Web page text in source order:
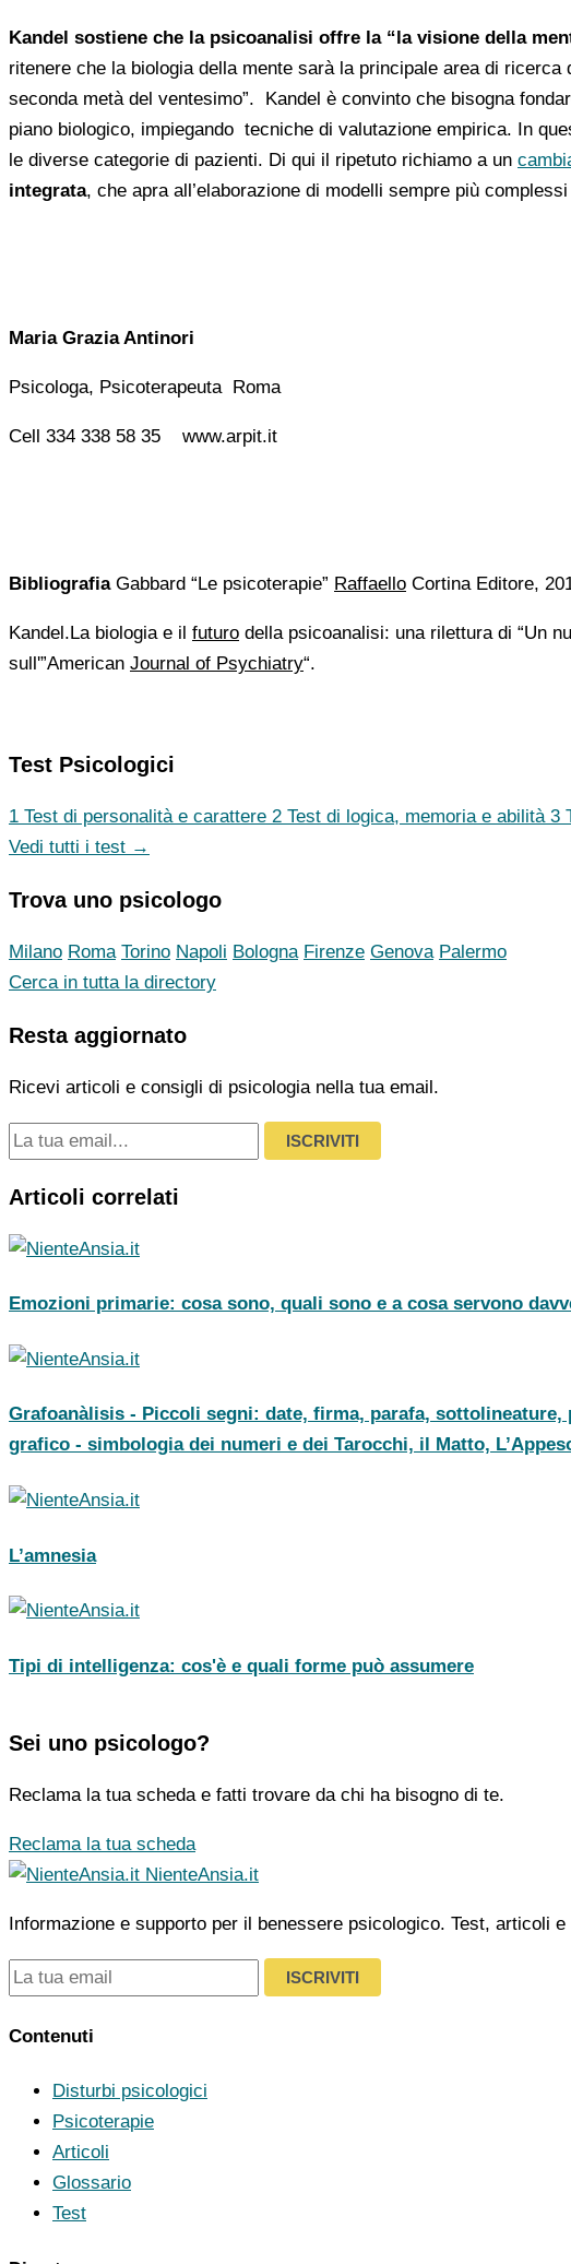
Kandel sostiene che la psicoanalisi offre la “la visione della
ritenere che la biologia della mente sarà la principale area di
seconda metà del ventesimo”. Kandel è convinto che bisogna
piano biologico, impiegando tecniche di valutazione empirica. In
le diverse categorie di pazienti. Di qui il ripetuto richiamo a un
integrata, che apra all’elaborazione di modelli sempre più
Maria Grazia Antinori
Psicologa, Psicoterapeuta Roma
Cell 334 338 58 35 www.arpit.it
Bibliografia Gabbard “Le psicoterapie” Raffaello Cortina Editore,
Kandel.La biologia e il futuro della psicoanalisi: una rilettura di “Un
sull'”American Journal of Psychiatry“.
Test Psicologici
1 Test di personalità e carattere 2 Test di logica, memoria e abilità 3
Vedi tutti i test →
Trova uno psicologo
Milano Roma Torino Napoli Bologna Firenze Genova Palermo
Cerca in tutta la directory
Resta aggiornato
Ricevi articoli e consigli di psicologia nella tua email.
ISCRIVITI
Articoli correlati
Emozioni primarie: cosa sono, quali sono e a cosa servono
Grafoanàlisis - Piccoli segni: date, firma, parafa,
grafico - simbologia dei numeri e dei Tarocchi, il Matto,
L’amnesia
Tipi di intelligenza: cos'è e quali forme può assumere
Sei uno psicologo?
Reclama la tua scheda e fatti trovare da chi ha bisogno di te.
Reclama la tua scheda
NienteAnsia.it
Informazione e supporto per il benessere psicologico. Test, articoli
ISCRIVITI
Contenuti
Disturbi psicologici
Psicoterapie
Articoli
Glossario
Test